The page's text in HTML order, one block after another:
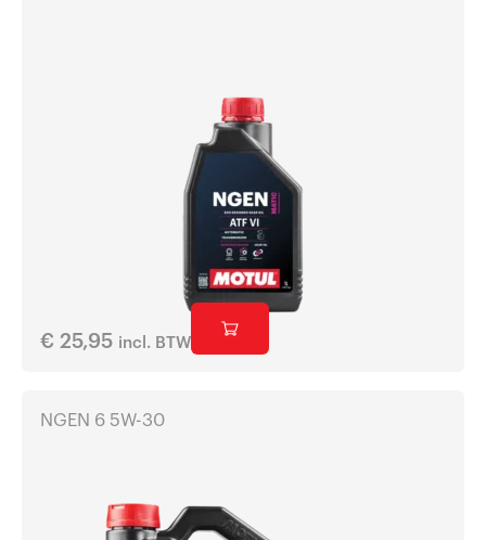
€ 25,95 incl. BTW
NGEN 6 5W-30